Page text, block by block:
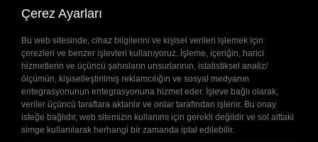
Hemen Ara
(0552) 365 09 01
Whatsapp
+90(552) 365 09 01
E-Posta Adresi
info@zerpet.com
Çerez Ayarları
Bu web sitesinde, cihaz bilgilerini ve kişisel verileri işlemek için
çerezleri ve benzer işlevleri kullanıyoruz. İşleme, içeriğin, harici
hizmetlerin ve üçüncü şahısların unsurlarının, istatistiksel analiz/
ölçümün, kişiselleştirilmiş reklamcılığın ve sosyal medyanın
entegrasyonunun entegrasyonuna hizmet eder. İşleve bağlı olarak,
veriler üçüncü taraflara aktarılır ve onlar tarafından işlenir. Bu onay
isteğe bağlıdır, web sitemizin kullanımı için gerekli değildir ve sol alttaki
simge kullanılarak herhangi bir zamanda iptal edilebilir.